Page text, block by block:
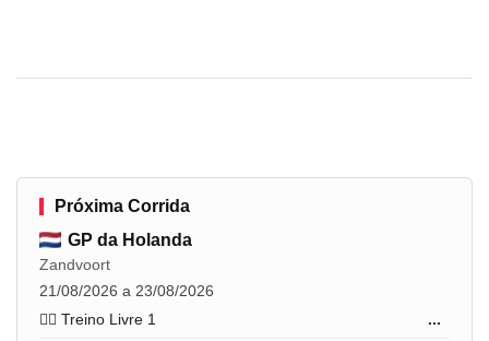
Próxima Corrida
GP da Holanda
Zandvoort
21/08/2026 a 23/08/2026
🏋️‍♂️ Treino Livre 1
...